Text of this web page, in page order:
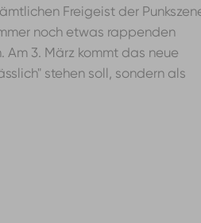
Freigeist der
noch etwas rappenden
Am 3. März kommt das neue
stehen soll, sondern als